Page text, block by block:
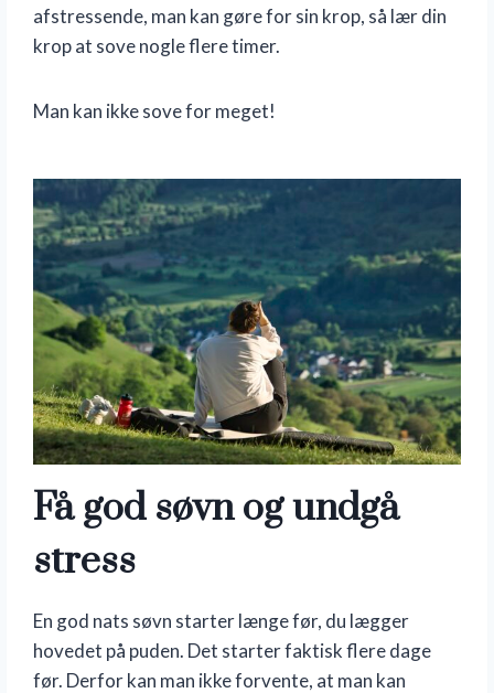
afstressende, man kan gøre for sin krop, så lær din
krop at sove nogle flere timer.
Man kan ikke sove for meget!
Få god søvn og undgå
stress
En god nats søvn starter længe før, du lægger
hovedet på puden. Det starter faktisk flere dage
før. Derfor kan man ikke forvente, at man kan